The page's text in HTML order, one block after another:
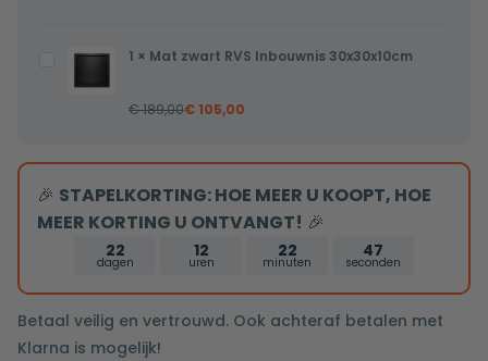
rooster
30x30x7cm
Mat
zwart
30x30x10cm
1 × Mat zwart RVS Inbouwnis 30x30x10cm
€189,00€ 105,00
🎉 STAPELKORTING: HOE MEER U KOOPT, HOE
MEER KORTING U ONTVANGT! 🎉
22
dagen
12
uren
22
minuten
46
seconden
Betaal veilig en vertrouwd. Ook achteraf betalen met
Klarna is mogelijk!